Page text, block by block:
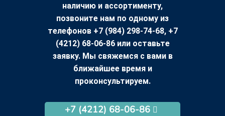
наличию и ассортименту,
позвоните нам по одному из
телефонов +7 (984) 298-74-68, +7
(4212) 68-06-86 или оставьте
заявку. Мы свяжемся с вами в
ближайшее время и
проконсультируем.
+7 (4212) 68-06-86